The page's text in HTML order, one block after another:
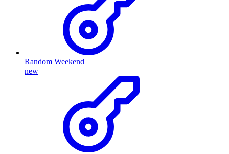
Random Weekend
new